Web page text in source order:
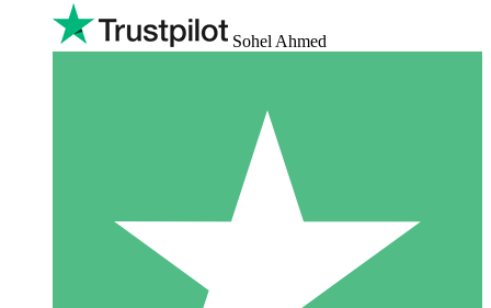
Sohel Ahmed